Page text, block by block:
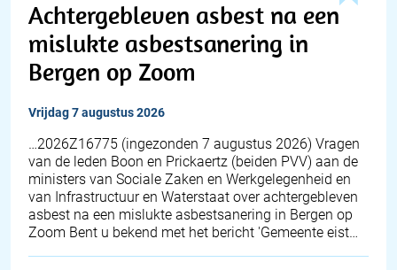
Achtergebleven asbest na een
mislukte asbestsanering in
Bergen op Zoom
vrijdag 7 augustus 2026
… 2026Z16775 (ingezonden 7 augustus 2026) Vragen
van de leden Boon en Prickaertz (beiden PVV) aan de
ministers van Sociale Zaken en Werkgelegenheid en
van Infrastructuur en Waterstaat over achtergebleven
asbest na een mislukte asbestsanering in Bergen op
Zoom Bent u bekend met het bericht 'Gemeente eist…